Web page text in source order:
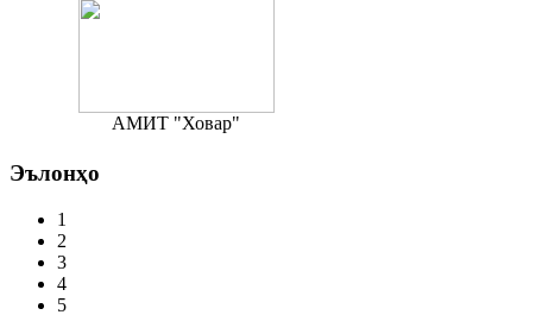
АМИТ "Ховар"
Эълонҳо
1
2
3
4
5